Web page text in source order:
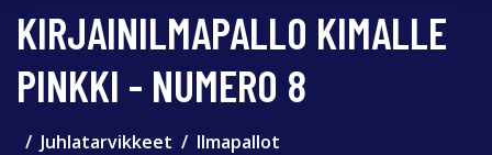
KIRJAINILMAPALLO KIMALLE
PINKKI - NUMERO 8
Juhlatarvikkeet Ilmapallot